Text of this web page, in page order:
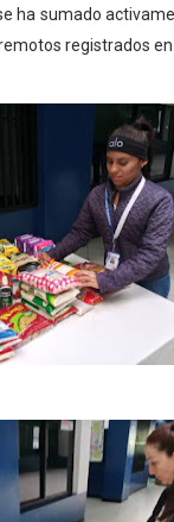
la Semana
clubes
en
del OAN
ha sumado
registrados